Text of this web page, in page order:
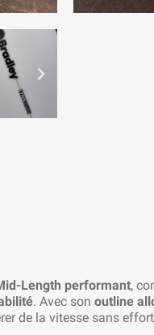
Length performant,
. Avec son outline
de la vitesse sans